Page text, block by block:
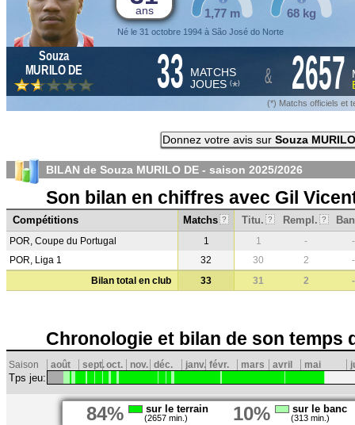
ans
Né le 31 octobre 1994 à São José do Norte
1,77 m 68 kg
Souza
MURILO DE
33 MATCHS
JOUES (*) & 2657
(*) Matchs officiels et
Donnez votre avis sur Souza
BILAN de Souza MURILO DE - saison 2025/2026
Son bilan en chiffres avec Gil
Compétitions Matchs ? Titu. ? Rempl. ?
POR, Coupe du Portugal 1 1 -
-
POR, Liga 1
32 30 2
-
Bilan total en club
33 31 2 -
Chronologie et bilan de son temps
Saison août sept.oct. nov. déc. janv. févr. mars avril mai
Tps jeu:
84% sur le terrain
(2657 min.) 10% sur le banc
(313 min.)